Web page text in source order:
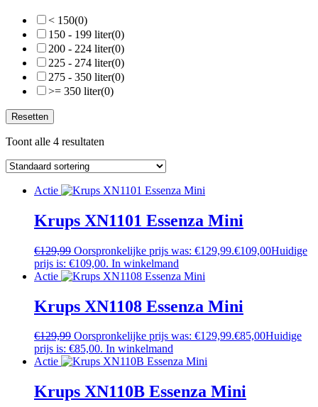
< 150(0)
150 - 199 liter(0)
200 - 224 liter(0)
225 - 274 liter(0)
275 - 350 liter(0)
>= 350 liter(0)
Resetten
Toont alle 4 resultaten
Actie
Krups XN1101 Essenza Mini
€129,99 Oorspronkelijke prijs was: €129,99.€109,00Huidige
prijs is: €109,00. In winkelmand
Actie
Krups XN1108 Essenza Mini
€129,99 Oorspronkelijke prijs was: €129,99.€85,00Huidige
prijs is: €85,00. In winkelmand
Actie
Krups XN110B Essenza Mini